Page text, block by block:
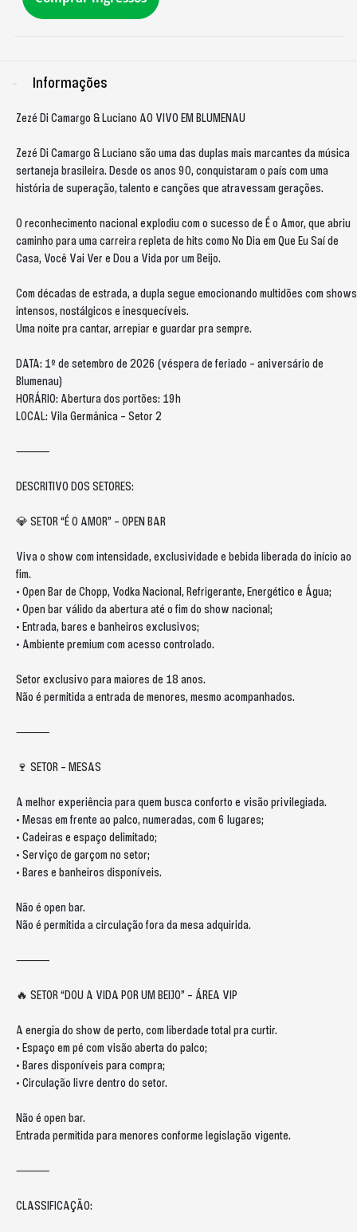
Informações
Zezé Di Camargo & Luciano AO VIVO EM BLUMENAU
Zezé Di Camargo & Luciano são uma das duplas mais marcantes da música
sertaneja brasileira. Desde os anos 90, conquistaram o país com uma
história de superação, talento e canções que atravessam gerações.
O reconhecimento nacional explodiu com o sucesso de É o Amor, que abriu
caminho para uma carreira repleta de hits como No Dia em Que Eu Saí de
Casa, Você Vai Ver e Dou a Vida por um Beijo.
Com décadas de estrada, a dupla segue emocionando multidões com shows
intensos, nostálgicos e inesquecíveis.
Uma noite pra cantar, arrepiar e guardar pra sempre.
DATA: 1º de setembro de 2026 (véspera de feriado – aniversário de
Blumenau)
HORÁRIO: Abertura dos portões: 19h
LOCAL: Vila Germânica – Setor 2
⸻
DESCRITIVO DOS SETORES:
💎 SETOR “É O AMOR” – OPEN BAR
Viva o show com intensidade, exclusividade e bebida liberada do início ao
fim.
• Open Bar de Chopp, Vodka Nacional, Refrigerante, Energético e Água;
• Open bar válido da abertura até o fim do show nacional;
• Entrada, bares e banheiros exclusivos;
• Ambiente premium com acesso controlado.
Setor exclusivo para maiores de 18 anos.
Não é permitida a entrada de menores, mesmo acompanhados.
⸻
🍷 SETOR – MESAS
A melhor experiência para quem busca conforto e visão privilegiada.
• Mesas em frente ao palco, numeradas, com 6 lugares;
• Cadeiras e espaço delimitado;
• Serviço de garçom no setor;
• Bares e banheiros disponíveis.
Não é open bar.
Não é permitida a circulação fora da mesa adquirida.
⸻
🔥 SETOR “DOU A VIDA POR UM BEIJO” – ÁREA VIP
A energia do show de perto, com liberdade total pra curtir.
• Espaço em pé com visão aberta do palco;
• Bares disponíveis para compra;
• Circulação livre dentro do setor.
Não é open bar.
Entrada permitida para menores conforme legislação vigente.
⸻
CLASSIFICAÇÃO: